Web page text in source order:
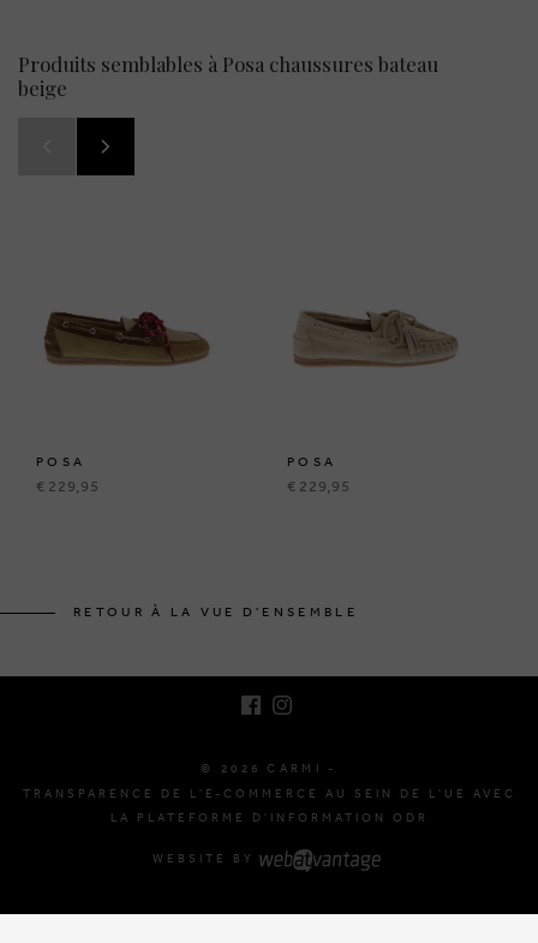
Produits semblables à Posa chaussures bateau
beige
POSA
€ 229,95
POSA
€ 229,95
RETOUR À LA VUE D'ENSEMBLE
© 2026 CARMI -
TRANSPARENCE DE L'E-COMMERCE AU SEIN DE L'UE AVEC
LA PLATEFORME D'INFORMATION ODR
WEBSITE BY